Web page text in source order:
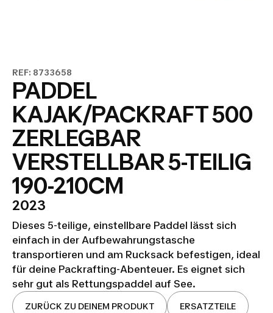
REF: 8733658
PADDEL
KAJAK/PACKRAFT 500
ZERLEGBAR
VERSTELLBAR 5-TEILIG
190-210CM
2023
Dieses 5-teilige, einstellbare Paddel lässt sich
einfach in der Aufbewahrungstasche
transportieren und am Rucksack befestigen, ideal
für deine Packrafting-Abenteuer. Es eignet sich
sehr gut als Rettungspaddel auf See.
ZURÜCK ZU DEINEM PRODUKT ERSATZTEILE